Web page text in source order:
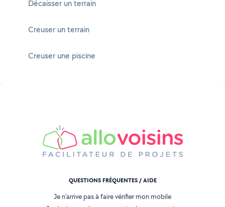
Décaisser un terrain
Creuser un terrain
Creuser une piscine
QUESTIONS FRÉQUENTES / AIDE
Je n'arrive pas à faire vérifier mon mobile